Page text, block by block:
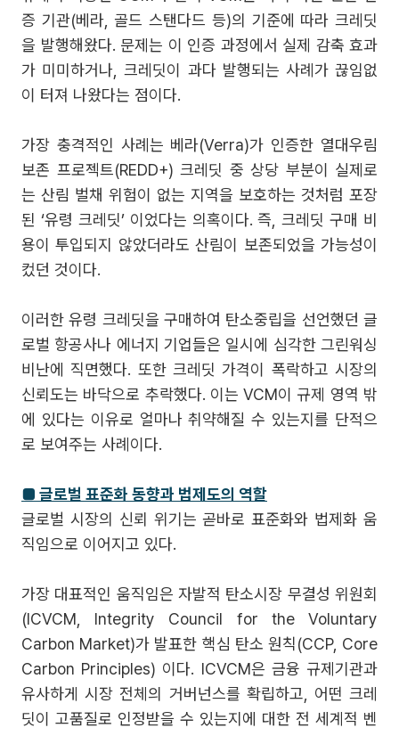
증 기관(베라, 골드 스탠다드 등)의 기준에 따라 크레딧
을 발행해왔다. 문제는 이 인증 과정에서 실제 감축 효과
가 미미하거나, 크레딧이 과다 발행되는 사례가 끊임없
이 터져 나왔다는 점이다.
가장 충격적인 사례는 베라(Verra)가 인증한 열대우림
보존 프로젝트(REDD+) 크레딧 중 상당 부분이 실제로
는 산림 벌채 위험이 없는 지역을 보호하는 것처럼 포장
된 ‘유령 크레딧’ 이었다는 의혹이다. 즉, 크레딧 구매 비
용이 투입되지 않았더라도 산림이 보존되었을 가능성이
컸던 것이다.
이러한 유령 크레딧을 구매하여 탄소중립을 선언했던 글
로벌 항공사나 에너지 기업들은 일시에 심각한 그린워싱
비난에 직면했다. 또한 크레딧 가격이 폭락하고 시장의
신뢰도는 바닥으로 추락했다. 이는 VCM이 규제 영역 밖
에 있다는 이유로 얼마나 취약해질 수 있는지를 단적으
로 보여주는 사례이다.
■ 글로벌 표준화 동향과 법제도의 역할
글로벌 시장의 신뢰 위기는 곧바로 표준화와 법제화 움
직임으로 이어지고 있다.
가장 대표적인 움직임은 자발적 탄소시장 무결성 위원회
(ICVCM, Integrity Council for the Voluntary
Carbon Market)가 발표한 핵심 탄소 원칙(CCP, Core
Carbon Principles) 이다. ICVCM은 금융 규제기관과
유사하게 시장 전체의 거버넌스를 확립하고, 어떤 크레
딧이 고품질로 인정받을 수 있는지에 대한 전 세계적 벤